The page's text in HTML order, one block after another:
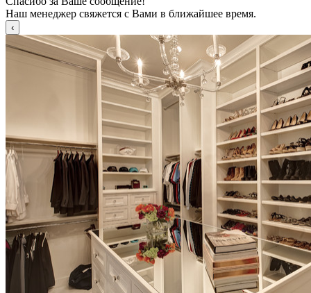
Наш менеджер свяжется с Вами в ближайшее время.